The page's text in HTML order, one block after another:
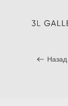
Назад